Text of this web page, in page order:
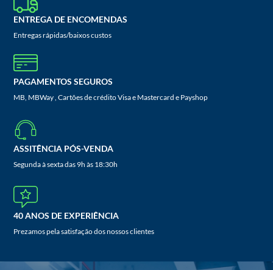
ENTREGA DE ENCOMENDAS
Entregas rápidas/baixos custos
PAGAMENTOS SEGUROS
MB, MBWay , Cartões de crédito Visa e Mastercard e Payshop
ASSITÊNCIA PÓS-VENDA
Segunda à sexta das 9h às 18:30h
40 ANOS DE EXPERIÊNCIA
Prezamos pela satisfação dos nossos clientes